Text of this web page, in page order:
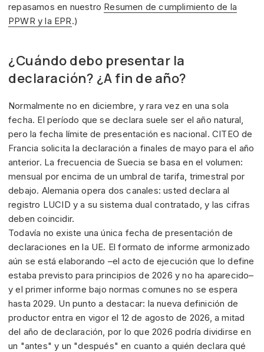
repasamos en nuestro Resumen de cumplimiento de la
PPWR y la EPR.)
¿Cuándo debo presentar la
declaración? ¿A fin de año?
Normalmente no en diciembre, y rara vez en una sola
fecha. El período que se declara suele ser el año natural,
pero la fecha límite de presentación es nacional. CITEO de
Francia solicita la declaración a finales de mayo para el año
anterior. La frecuencia de Suecia se basa en el volumen:
mensual por encima de un umbral de tarifa, trimestral por
debajo. Alemania opera dos canales: usted declara al
registro LUCID y a su sistema dual contratado, y las cifras
deben coincidir.
Todavía no existe una única fecha de presentación de
declaraciones en la UE. El formato de informe armonizado
aún se está elaborando –el acto de ejecución que lo define
estaba previsto para principios de 2026 y no ha aparecido–
y el primer informe bajo normas comunes no se espera
hasta 2029. Un punto a destacar: la nueva definición de
productor entra en vigor el 12 de agosto de 2026, a mitad
del año de declaración, por lo que 2026 podría dividirse en
un "antes" y un "después" en cuanto a quién declara qué